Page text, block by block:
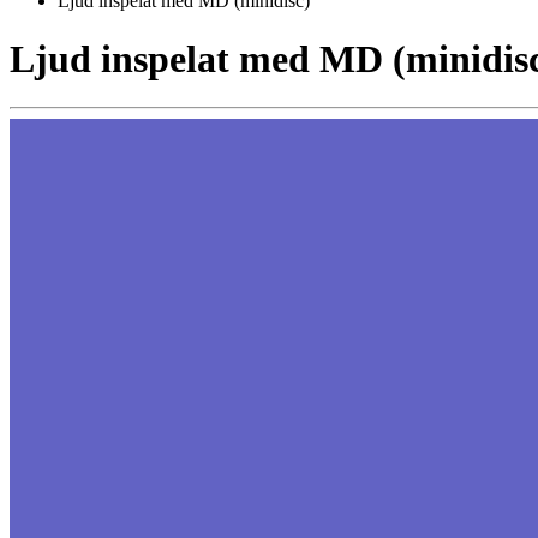
Ljud inspelat med MD